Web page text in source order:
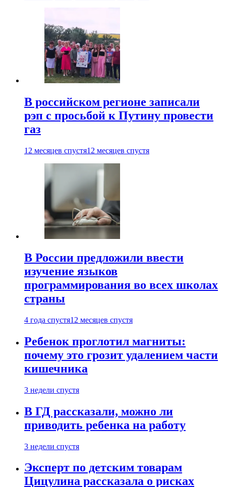
В российском регионе записали
рэп с просьбой к Путину провести
газ
12 месяцев спустя12 месяцев спустя
В России предложили ввести
изучение языков
программирования во всех школах
страны
4 года спустя12 месяцев спустя
Ребенок проглотил магниты:
почему это грозит удалением части
кишечника
3 недели спустя
В ГД рассказали, можно ли
приводить ребенка на работу
3 недели спустя
Эксперт по детским товарам
Цицулина рассказала о рисках